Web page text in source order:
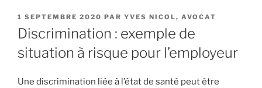
PUBLIÉ
LE
1 SEPTEMBRE 2020 PAR YVES NICOL, AVOCAT
Discrimination : exemple de
situation à risque pour l’employeur
Une discrimination liée à l’état de santé peut être